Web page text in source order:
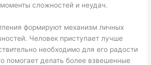
сложностей и неудач.
формируют механизм личных
Человек приступает лучше
необходимо для его радости
помогает делать более взвешенные